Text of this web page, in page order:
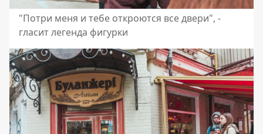
"Потри меня и тебе откроются все двери", -
гласит легенда фигурки